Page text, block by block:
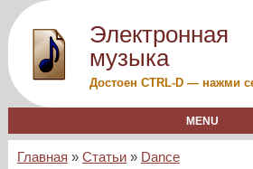
Электронная
музыка
Достоен CTRL-D — нажми
MENU
Главная » Статьи » Dance